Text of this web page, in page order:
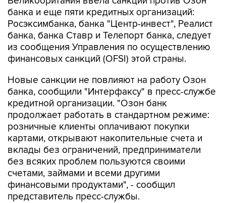
банка и еще пяти кредитных организаций:
Росэксимбанка, банка "Центр-инвест", Реалист
банка, банка Ставр и Телепорт банка, следует
из сообщения Управления по осуществлению
финансовых санкций (OFSI) этой страны.
Новые санкции не повлияют на работу Озон
банка, сообщили "Интерфаксу" в пресс-службе
кредитной организации. "Озон банк
продолжает работать в стандартном режиме:
розничные клиенты оплачивают покупки
картами, открывают накопительные счета и
вклады без ограничений, предприниматели
без всяких проблем пользуются своими
счетами, займами и всеми другими
финансовыми продуктами", - сообщил
представитель пресс-службы.